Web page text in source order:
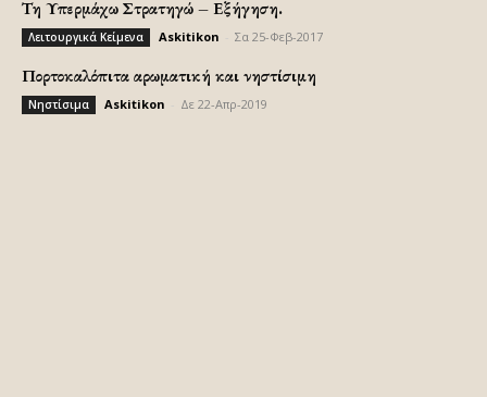
Τη Υπερμάχω Στρατηγώ – Εξήγηση.
Λειτουργικά Κείμενα Askitikon Σα 25-Φεβ-2017
Πορτοκαλόπιτα αρωματική και νηστίσιμη
Νηστίσιμα Askitikon Δε 22-Απρ-2019